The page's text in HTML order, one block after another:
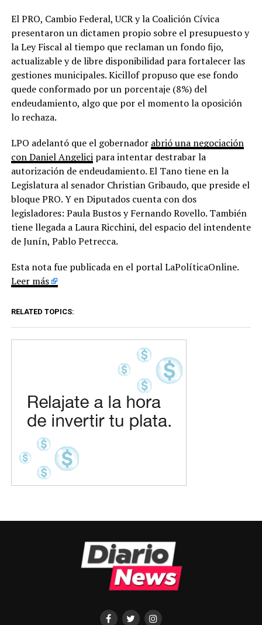
El PRO, Cambio Federal, UCR y la Coalición Cívica
presentaron un dictamen propio sobre el presupuesto y
la Ley Fiscal al tiempo que reclaman un fondo fijo,
actualizable y de libre disponibilidad para fortalecer las
gestiones municipales. Kicillof propuso que ese fondo
quede conformado por un porcentaje (8%) del
endeudamiento, algo que por el momento la oposición
lo rechaza.
LPO adelantó que el gobernador abrió una negociación
con Daniel Angelicipara intentar destrabar la
autorización de endeudamiento. El Tano tiene en la
Legislatura al senador Christian Gribaudo, que preside el
bloque PRO. Y en Diputados cuenta con dos
legisladores: Paula Bustos y Fernando Rovello. También
tiene llegada a Laura Ricchini, del espacio del intendente
de Junín, Pablo Petrecca.
Esta nota fue publicada en el portal LaPolíticaOnline.
Leer más
RELATED TOPICS: